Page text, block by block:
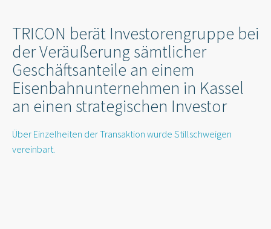
TRICON berät Investorengruppe bei
der Veräußerung sämtlicher
Geschäftsanteile an einem
Eisenbahnunternehmen in Kassel
an einen strategischen Investor
Über Einzelheiten der Transaktion wurde Stillschweigen
vereinbart.